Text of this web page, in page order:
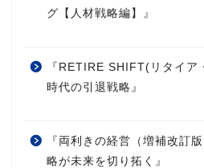
グ【人材戦略編】』
『RETIRE SHIFT(リタイ
時代の引退戦略』
『両利きの経営（増補改訂
略が未来を切り拓く』